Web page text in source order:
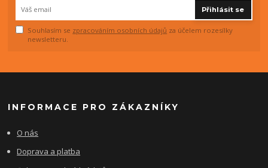
Přihlásit se
Souhlasím se zpracováním osobních údajů za účelem rozesílky
newsletteru.
INFORMACE PRO ZÁKAZNÍKY
O nás
Doprava a platba